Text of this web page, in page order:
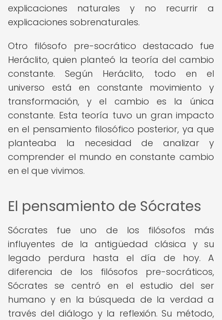
explicaciones naturales y no recurrir a
explicaciones sobrenaturales.
Otro filósofo pre-socrático destacado fue
Heráclito, quien planteó la teoría del cambio
constante. Según Heráclito, todo en el
universo está en constante movimiento y
transformación, y el cambio es la única
constante. Esta teoría tuvo un gran impacto
en el pensamiento filosófico posterior, ya que
planteaba la necesidad de analizar y
comprender el mundo en constante cambio
en el que vivimos.
El pensamiento de Sócrates
Sócrates fue uno de los filósofos más
influyentes de la antigüedad clásica y su
legado perdura hasta el día de hoy. A
diferencia de los filósofos pre-socráticos,
Sócrates se centró en el estudio del ser
humano y en la búsqueda de la verdad a
través del diálogo y la reflexión. Su método,